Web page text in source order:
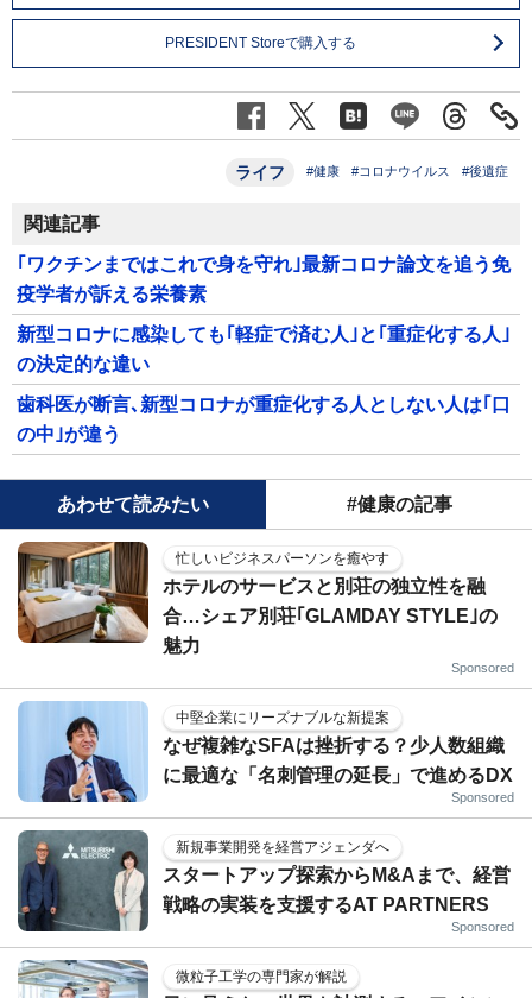
PRESIDENT Storeで購入する
ライフ #健康 #コロナウイルス #後遺症
関連記事
｢ワクチンまではこれで身を守れ｣最新コロナ論文を追う免
疫学者が訴える栄養素
新型コロナに感染しても｢軽症で済む人｣と｢重症化する人｣
の決定的な違い
歯科医が断言､新型コロナが重症化する人としない人は｢口
の中｣が違う
あわせて読みたい #健康の記事
忙しいビジネスパーソンを癒やす
ホテルのサービスと別荘の独立性を融
合…シェア別荘｢GLAMDAY STYLE｣の
魅力
Sponsored
中堅企業にリーズナブルな新提案
なぜ複雑なSFAは挫折する？少人数組織
に最適な「名刺管理の延長」で進めるDX
Sponsored
新規事業開発を経営アジェンダへ
スタートアップ探索からM&Aまで、経営
戦略の実装を支援するAT PARTNERS
Sponsored
微粒子工学の専門家が解説